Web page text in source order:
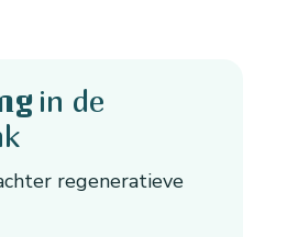
in de
regeneratieve